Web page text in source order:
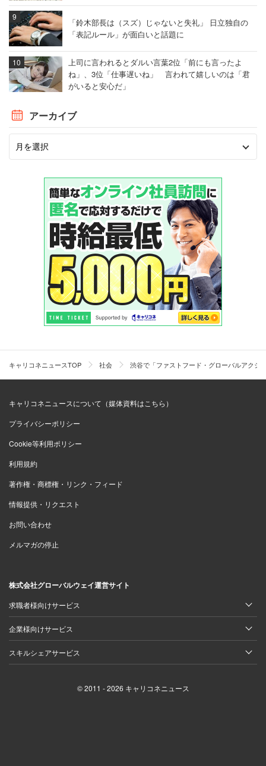
「鈴木部長は（スズ）じゃないと失礼」 日立独自の
「表記ルール」が面白いと話題に
上司に言われるとダルい言葉2位「前にも言ったよ
ね」、3位「仕事遅いね」 言われて嬉しいのは「君
がいると安心だ」
アーカイブ
キャリコネニュースTOP 社会 渋谷で「ファストフード・グローバルアク
キャリコネニュースについて（媒体資料はこちら）
プライバシーポリシー
Cookie等利用ポリシー
利用規約
著作権・商標権・リンク・フィード
情報提供・リクエスト
お問い合わせ
メルマガの停止
株式会社グローバルウェイ運営サイト
求職者様向けサービス
企業様向けサービス
スキルシェアサービス
© 2011 - 2026 キャリコネニュース